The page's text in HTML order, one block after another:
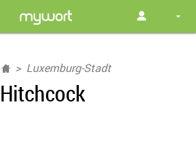
Luxemburg-Stadt
Hitchcock